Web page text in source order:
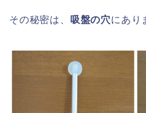
その秘密は、 吸盤の穴にあり